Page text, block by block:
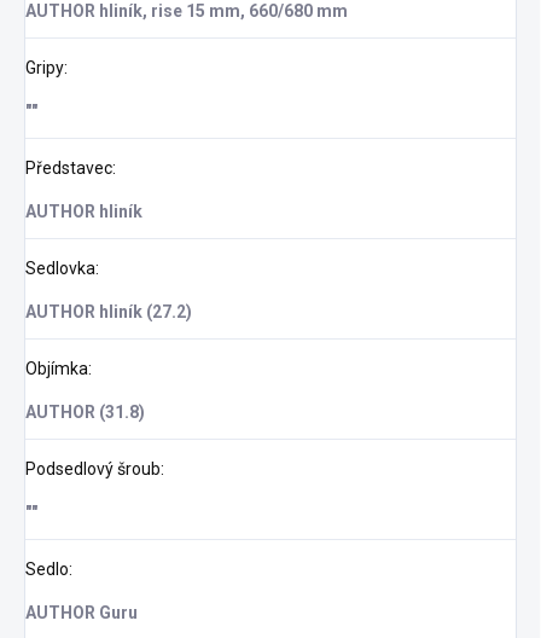
AUTHOR hliník, rise 15 mm, 660/680 mm
Gripy:
""
Představec:
AUTHOR hliník
Sedlovka:
AUTHOR hliník (27.2)
Objímka:
AUTHOR (31.8)
Podsedlový šroub:
""
Sedlo:
AUTHOR Guru